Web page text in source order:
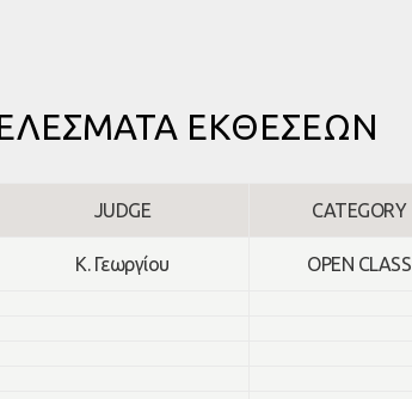
ΕΚΘΕΣΕΩΝ
JUDGE CATEGORY
K. Γεωργίου OPEN CLASS